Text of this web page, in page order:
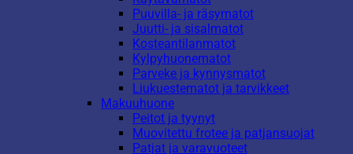
Puuvilla- ja räsymatot
Juutti- ja sisalmatot
Kosteantilanmatot
Kylpyhuonematot
Parveke ja kynnysmatot
Liukuestematot ja tarvikkeet
Makuuhuone
Peitot ja tyynyt
Muovitettu frotee ja patjansuojat
Patjat ja varavuoteet